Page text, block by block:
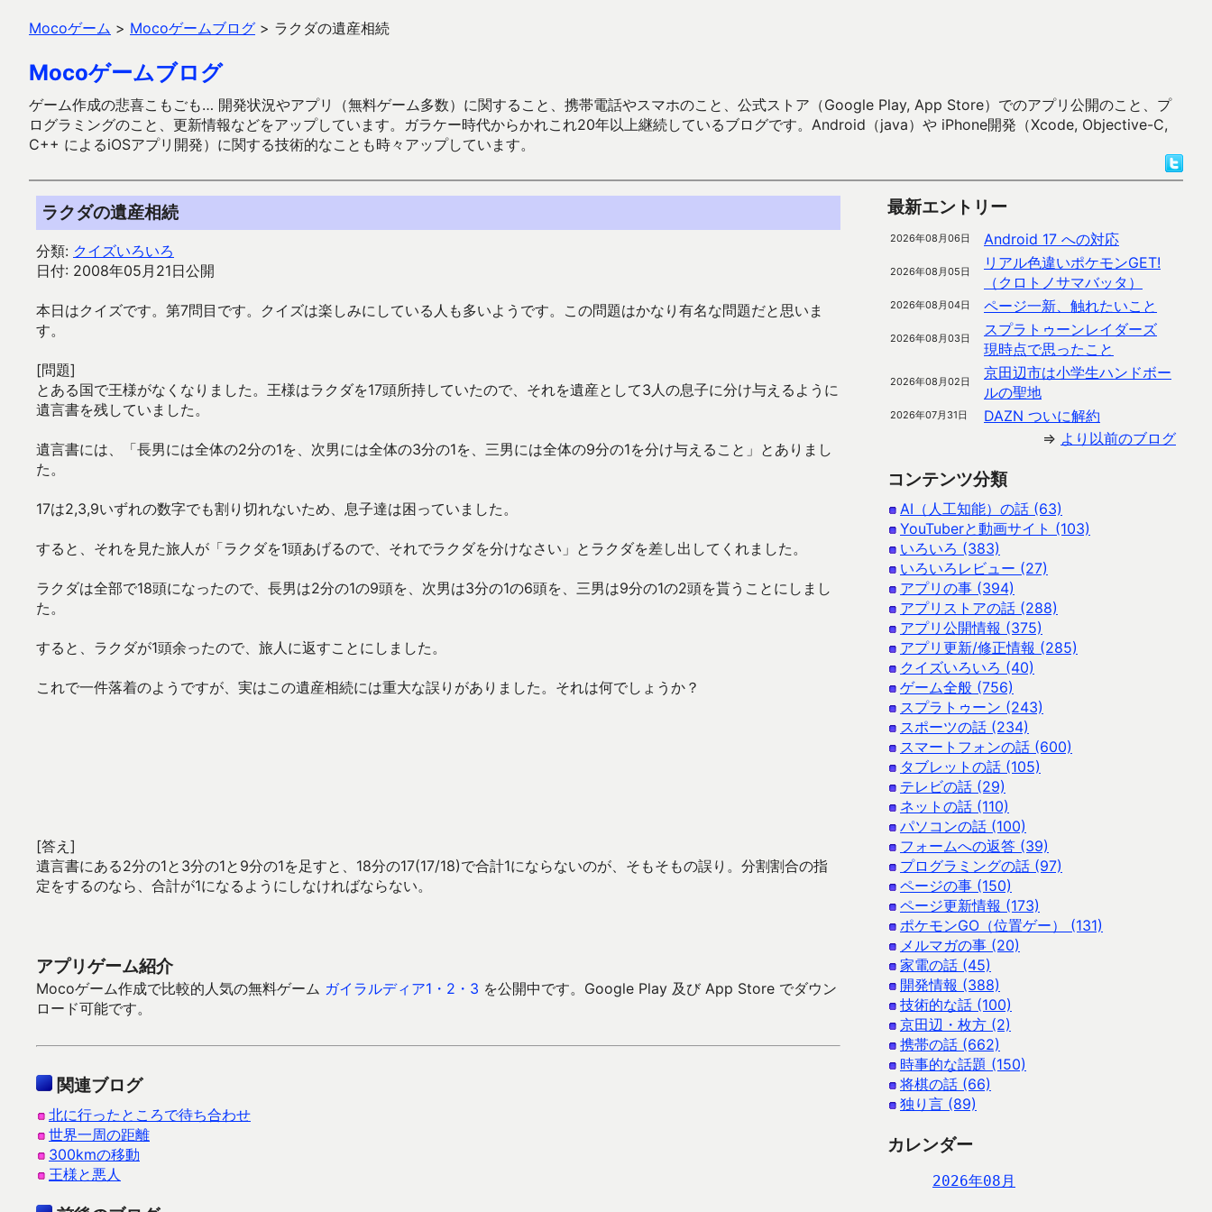
Mocoゲーム > Mocoゲームブログ > ラクダの遺産相続
Mocoゲームブログ
ゲーム作成の悲喜こもごも… 開発状況やアプリ（無料ゲーム多数）に関すること、携帯電話やスマホのこと、公式ストア（Google Play, App Store）でのアプリ公開のこと、プ
ログラミングのこと、更新情報などをアップしています。ガラケー時代からかれこれ20年以上継続しているブログです。Android（java）や iPhone開発（Xcode, Objective-C,
C++ によるiOSアプリ開発）に関する技術的なことも時々アップしています。
ラクダの遺産相続
分類: クイズいろいろ
日付: 2008年05月21日公開
本日はクイズです。第7問目です。クイズは楽しみにしている人も多いようです。この問題はかなり有名な問題だと思いま
す。
[問題]
とある国で王様がなくなりました。王様はラクダを17頭所持していたので、それを遺産として3人の息子に分け与えるように
遺言書を残していました。
遺言書には、「長男には全体の2分の1を、次男には全体の3分の1を、三男には全体の9分の1を分け与えること」とありまし
た。
17は2,3,9いずれの数字でも割り切れないため、息子達は困っていました。
すると、それを見た旅人が「ラクダを1頭あげるので、それでラクダを分けなさい」とラクダを差し出してくれました。
ラクダは全部で18頭になったので、長男は2分の1の9頭を、次男は3分の1の6頭を、三男は9分の1の2頭を貰うことにしまし
た。
すると、ラクダが1頭余ったので、旅人に返すことにしました。
これで一件落着のようですが、実はこの遺産相続には重大な誤りがありました。それは何でしょうか？
[答え]
遺言書にある2分の1と3分の1と9分の1を足すと、18分の17(17/18)で合計1にならないのが、そもそもの誤り。分割割合の指
定をするのなら、合計が1になるようにしなければならない。
アプリゲーム紹介
Mocoゲーム作成で比較的人気の無料ゲーム ガイラルディア1・2・3 を公開中です。Google Play 及び App Store でダウン
ロード可能です。
関連ブログ
北に行ったところで待ち合わせ
世界一周の距離
300kmの移動
王様と悪人
最新エントリー
2026年08月06日 Android 17 への対応
2026年08月05日
リアル色違いポケモンGET!
（クロトノサマバッタ）
2026年08月04日 ページ一新、触れたいこと
2026年08月03日
スプラトゥーンレイダーズ
現時点で思ったこと
2026年08月02日
京田辺市は小学生ハンドボー
ルの聖地
2026年07月31日
DAZN ついに解約
⇒ より以前のブログ
コンテンツ分類
AI（人工知能）の話 (63)
YouTuberと動画サイト (103)
いろいろ (383)
いろいろレビュー (27)
アプリの事 (394)
アプリストアの話 (288)
アプリ公開情報 (375)
アプリ更新/修正情報 (285)
クイズいろいろ (40)
ゲーム全般 (756)
スプラトゥーン (243)
スポーツの話 (234)
スマートフォンの話 (600)
タブレットの話 (105)
テレビの話 (29)
ネットの話 (110)
パソコンの話 (100)
フォームへの返答 (39)
プログラミングの話 (97)
ページの事 (150)
ページ更新情報 (173)
ポケモンGO（位置ゲー） (131)
メルマガの事 (20)
家電の話 (45)
開発情報 (388)
技術的な話 (100)
京田辺・枚方 (2)
携帯の話 (662)
時事的な話題 (150)
将棋の話 (66)
独り言 (89)
カレンダー
2026年08月